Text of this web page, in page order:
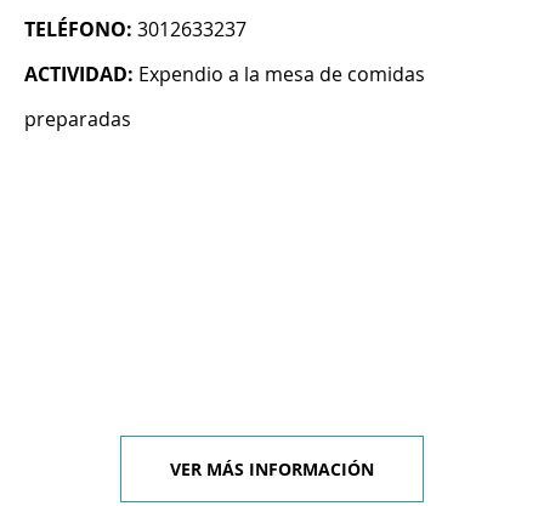
TELÉFONO: 3012633237
ACTIVIDAD: Expendio a la mesa de comidas
preparadas
VER MÁS INFORMACIÓN